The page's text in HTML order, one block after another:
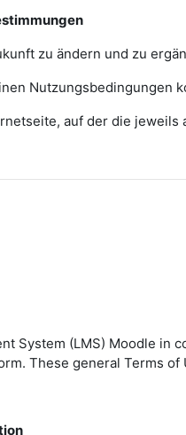
zu ändern und zu
Nutzungsbedingungen
auf der die
System (LMS) Moodle
These general Terms of